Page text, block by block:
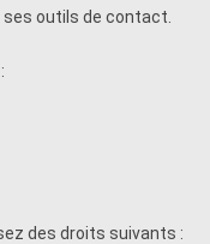
ses outils de contact.
des droits suivants :